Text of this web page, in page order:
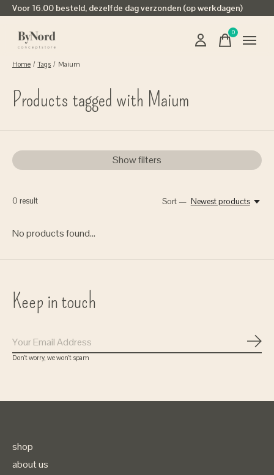
Voor 16.00 besteld, dezelfde dag verzonden (op werkdagen)
0items
Home / Tags / Maium
Products tagged with Maium
Show filters
0 result Sort — Newest products
No products found...
Keep in touch
Don’t worry, we won’t spam
shop
about us